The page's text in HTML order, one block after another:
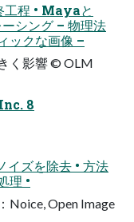
工程 • Mayaと
シング – 物理法
ックな画像 –
く影響 © OLM
8
イズを除去 • 方法
理 •
Noice, Open Image